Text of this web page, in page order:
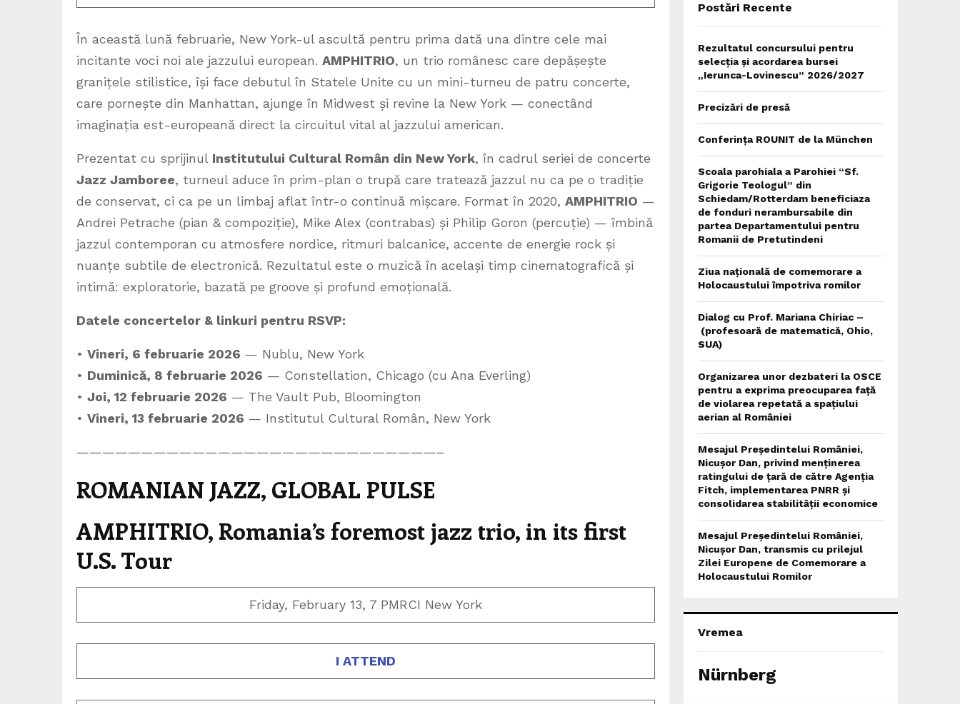
În această lună februarie, New York-ul ascultă pentru prima dată una dintre cele mai
incitante voci noi ale jazzului european. AMPHITRIO, un trio românesc care depășește
granițele stilistice, își face debutul în Statele Unite cu un mini-turneu de patru concerte,
care pornește din Manhattan, ajunge în Midwest și revine la New York — conectând
imaginația est-europeană direct la circuitul vital al jazzului american.
Prezentat cu sprijinul Institutului Cultural Român din New York, în cadrul seriei de concerte
Jazz Jamboree, turneul aduce în prim-plan o trupă care tratează jazzul nu ca pe o tradiție
de conservat, ci ca pe un limbaj aflat într-o continuă mișcare. Format în 2020, AMPHITRIO —
Andrei Petrache (pian & compoziție), Mike Alex (contrabas) și Philip Goron (percuție) — îmbină
jazzul contemporan cu atmosfere nordice, ritmuri balcanice, accente de energie rock și
nuanțe subtile de electronică. Rezultatul este o muzică în același timp cinematografică și
intimă: exploratorie, bazată pe groove și profund emoțională.
Datele concertelor & linkuri pentru RSVP:
• Vineri, 6 februarie 2026 — Nublu, New York
• Duminică, 8 februarie 2026 — Constellation, Chicago (cu Ana Everling)
• Joi, 12 februarie 2026 — The Vault Pub, Bloomington
• Vineri, 13 februarie 2026 — Institutul Cultural Român, New York
————————————————————————————–
ROMANIAN JAZZ, GLOBAL PULSE
AMPHITRIO, Romania’s foremost jazz trio, in its first
U.S. Tour
Friday, February 13, 7 PMRCI New York
I ATTEND
Postări Recente
Rezultatul concursului pentru
selecția și acordarea bursei
„Ierunca-Lovinescu” 2026/2027
Precizări de presă
Conferința ROUNIT de la München
Scoala parohiala a Parohiei “Sf.
Grigorie Teologul” din
Schiedam/Rotterdam beneficiaza
de fonduri nerambursabile din
partea Departamentului pentru
Romanii de Pretutindeni
Ziua națională de comemorare a
Holocaustului împotriva romilor
Dialog cu Prof. Mariana Chiriac –
(profesoară de matematică, Ohio,
SUA)
Organizarea unor dezbateri la OSCE
pentru a exprima preocuparea față
de violarea repetată a spațiului
aerian al României
Mesajul Președintelui României,
Nicușor Dan, privind menținerea
ratingului de țară de către Agenția
Fitch, implementarea PNRR și
consolidarea stabilității economice
Mesajul Președintelui României,
Nicușor Dan, transmis cu prilejul
Zilei Europene de Comemorare a
Holocaustului Romilor
Vremea
Nürnberg